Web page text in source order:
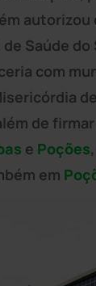
autorizou
Saúde
com
de
de
e Poções
em